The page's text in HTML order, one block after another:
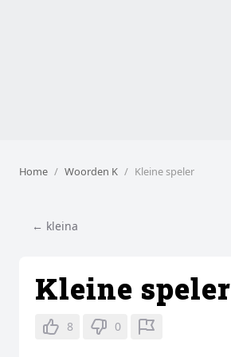
Home Woorden K Kleine speler
← kleina
Kleine speler
8 0